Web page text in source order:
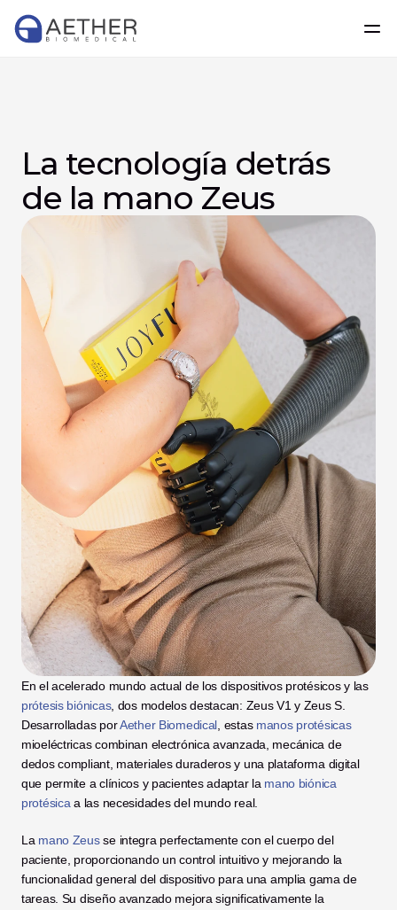
La tecnología detrás
de la mano Zeus
En el acelerado mundo actual de los dispositivos protésicos y las
prótesis biónicas, dos modelos destacan: Zeus V1 y Zeus S.
Desarrolladas por Aether Biomedical , estas manos protésicas
mioeléctricas combinan electrónica avanzada, mecánica de
dedos compliant, materiales duraderos y una plataforma digital
que permite a clínicos y pacientes adaptar la mano biónica
protésica a las necesidades del mundo real.
La mano Zeus se integra perfectamente con el cuerpo del
paciente, proporcionando un control intuitivo y mejorando la
funcionalidad general del dispositivo para una amplia gama de
tareas. Su diseño avanzado mejora significativamente la